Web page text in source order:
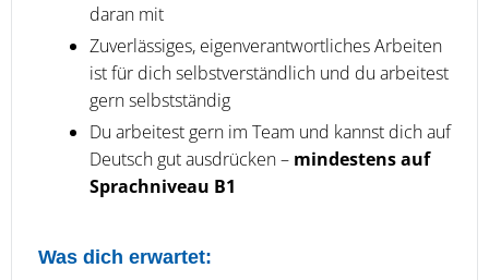
daran mit
Zuverlässiges, eigenverantwortliches Arbeiten
ist für dich selbstverständlich und du arbeitest
gern selbstständig
Du arbeitest gern im Team und kannst dich auf
Deutsch gut ausdrücken – mindestens auf
Sprachniveau B1
Was dich erwartet: